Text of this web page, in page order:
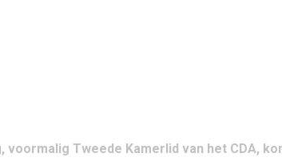
voormalig Tweede Kamerlid van het CDA,